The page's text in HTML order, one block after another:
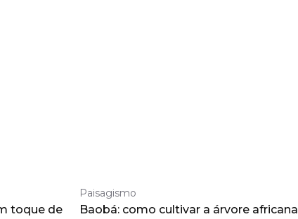
toque de
Paisagismo
Baobá: como cultivar a árvore africana